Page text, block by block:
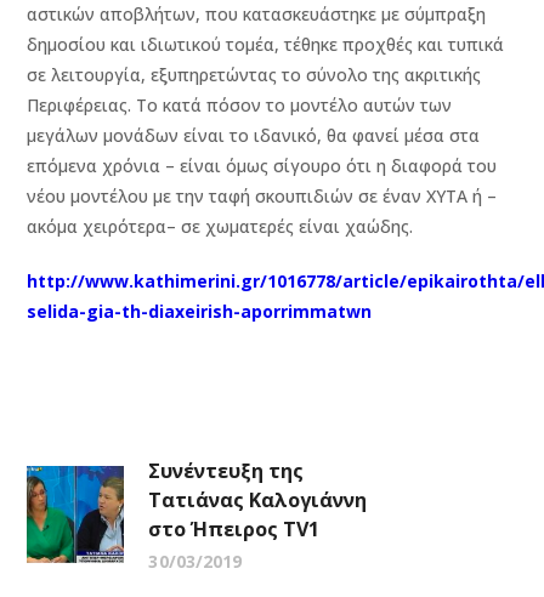
αστικών αποβλήτων, που κατασκευάστηκε με σύμπραξη
δημοσίου και ιδιωτικού τομέα, τέθηκε προχθές και τυπικά
σε λειτουργία, εξυπηρετώντας το σύνολο της ακριτικής
Περιφέρειας. Το κατά πόσον το μοντέλο αυτών των
μεγάλων μονάδων είναι το ιδανικό, θα φανεί μέσα στα
επόμενα χρόνια – είναι όμως σίγουρο ότι η διαφορά του
νέου μοντέλου με την ταφή σκουπιδιών σε έναν ΧΥΤΑ ή –
ακόμα χειρότερα– σε χωματερές είναι χαώδης.
http://www.kathimerini.gr/1016778/article/epikairothta/
selida-gia-th-diaxeirish-aporrimmatwn
Συνέντευξη της
Τατιάνας Καλογιάννη
στο Ήπειρος TV1
30/03/2019